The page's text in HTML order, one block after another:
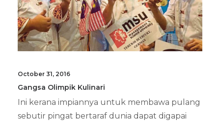
October 31, 2016
Gangsa Olimpik Kulinari
Ini kerana impiannya untuk membawa pulang
sebutir pingat bertaraf dunia dapat digapai